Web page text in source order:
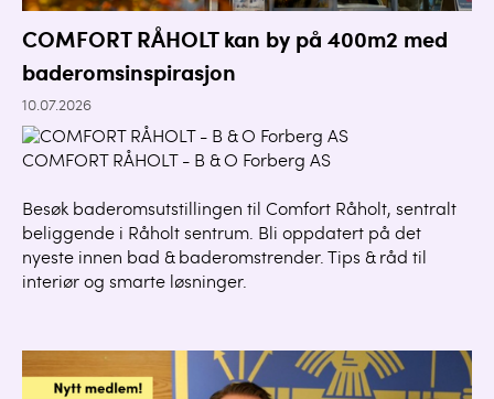
COMFORT RÅHOLT kan by på 400m2 med
baderomsinspirasjon
10.07.2026
COMFORT RÅHOLT - B & O Forberg AS
Besøk baderomsutstillingen til Comfort Råholt, sentralt
beliggende i Råholt sentrum. Bli oppdatert på det
nyeste innen bad & baderomstrender. Tips & råd til
interiør og smarte løsninger.